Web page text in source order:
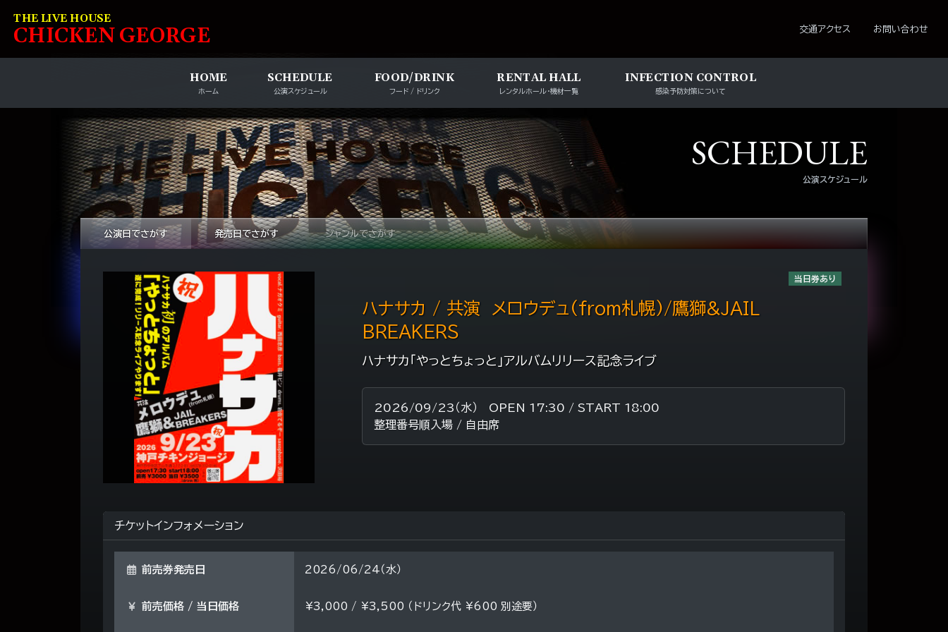
THE LIVE HOUSE
CHICKENGEORGE 交通アクセス お問い合わせ
HOME
ホーム
SCHEDULE
公演スケジュール
FOOD/DRINK
フード / ドリンク
RENTAL HALL
レンタルホール・機材一覧
INFECTION CONTROL
感染予防対策について
公演スケジュール
SCHEDULE
公演日でさがす 発売日でさがす ジャンルでさがす
当日券あり
ハナサカ「やっとちょっと」アルバムリリース記念ライブ
ハナサカ / 共演 メロウデュ(from札幌)/鷹獅&JAIL
BREAKERS
2026/09/23（水） OPEN 17:30 / START 18:00
整理番号順入場 / 自由席
チケットインフォメーション
前売券発売日 2026/06/24（水）
前売価格 / 当日価格 ¥3,000 / ¥3,500 （ドリンク代 ¥600 別途要）